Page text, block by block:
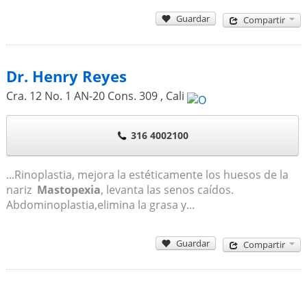
Guardar Compartir
Dr. Henry Reyes
Cra. 12 No. 1 AN-20 Cons. 309 , Cali
316 4002100
...Rinoplastia, mejora la estéticamente los huesos de la
nariz Mastopexia, levanta las senos caídos.
Abdominoplastia,elimina la grasa y...
Guardar Compartir